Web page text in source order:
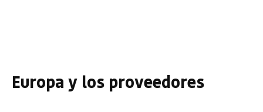
Europa y los proveedores